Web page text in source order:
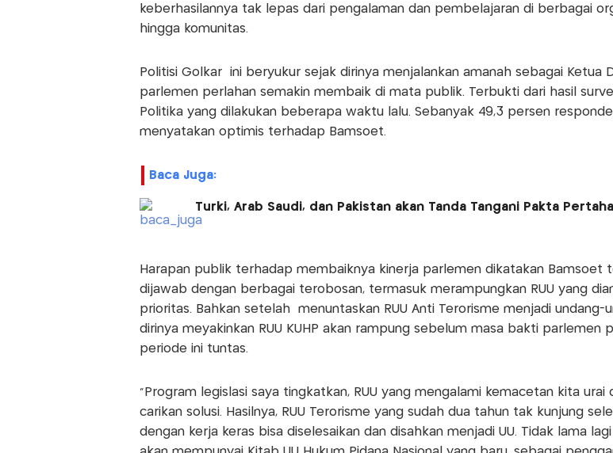
keberhasilannya tak lepas dari pengalaman dan pembelajaran di berbagai
hingga komunitas.
Politisi Golkar ini beryukur sejak dirinya menjalankan amanah sebagai Ketua
parlemen perlahan semakin membaik di mata publik. Terbukti dari hasil
Politika yang dilakukan beberapa waktu lalu. Sebanyak 49,3 persen
menyatakan optimis terhadap Bamsoet.
Baca Juga:
Turki, Arab Saudi, dan Pakistan akan Tanda Tangani Pakta
Harapan publik terhadap membaiknya kinerja parlemen dikatakan Bamsoet
dijawab dengan berbagai terobosan, termasuk merampungkan RUU yang
prioritas. Bahkan setelah menuntaskan RUU Anti Terorisme menjadi undang-
dirinya meyakinkan RUU KUHP akan rampung sebelum masa bakti parlemen
periode ini tuntas.
"Program legislasi saya tingkatkan, RUU yang mengalami kemacetan kita urai
carikan solusi. Hasilnya, RUU Terorisme yang sudah dua tahun tak kunjung
dengan kerja keras bisa diselesaikan dan disahkan menjadi UU. Tidak lama